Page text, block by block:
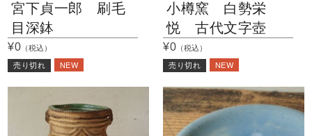
宮下貞一郎 刷毛
目深鉢
¥0 （税込）
売り切れ NEW
小樽窯 白勢栄
悦 古代文字壺
¥0 （税込）
売り切れ NEW